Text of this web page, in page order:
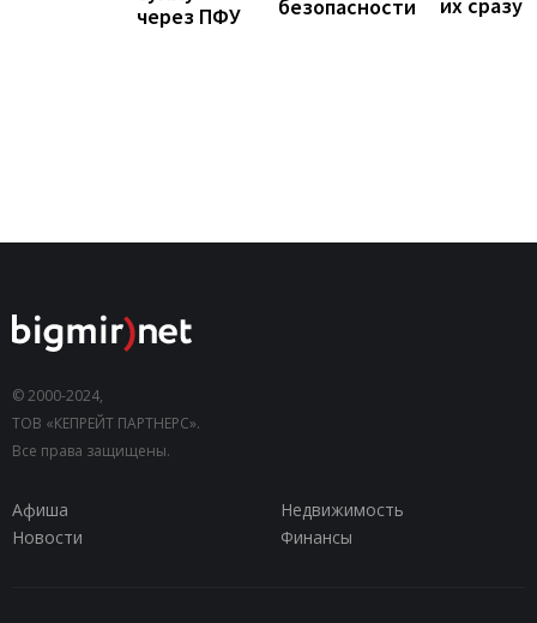
через ПФУ
безопасности
их сразу
© 2000-2024,
ТОВ «КЕПРЕЙТ ПАРТНЕРС».
Все права защищены.
Афиша
Недвижимость
Новости
Финансы